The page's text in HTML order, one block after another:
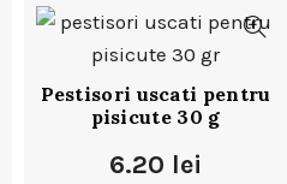
Pestisori uscati pentru
pisicute 30 g
6.20 lei